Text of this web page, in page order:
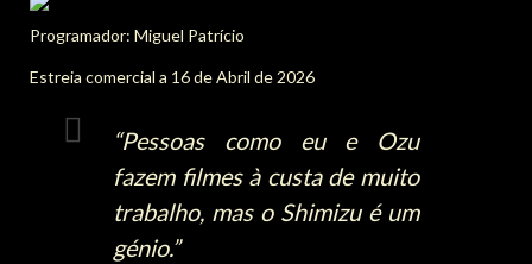
Programador: Miguel Patrício
Estreia comercial a 16 de Abril de 2026
“Pessoas como eu e Ozu
fazem filmes à custa de muito
trabalho, mas o Shimizu é um
génio.”